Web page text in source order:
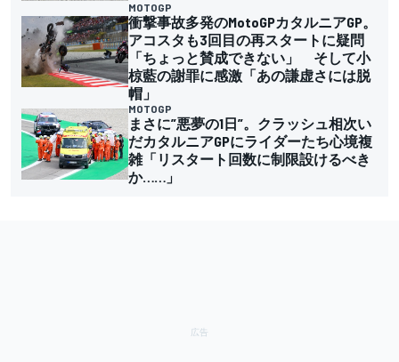
MOTOGP
衝撃事故多発のMotoGPカタルニアGP。
アコスタも3回目の再スタートに疑問
「ちょっと賛成できない」 そして小
椋藍の謝罪に感激「あの謙虚さには脱
帽」
MOTOGP
まさに”悪夢の1日”。クラッシュ相次い
だカタルニアGPにライダーたち心境複
雑「リスタート回数に制限設けるべき
か……」